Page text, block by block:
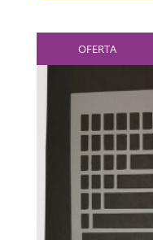
OFERTA